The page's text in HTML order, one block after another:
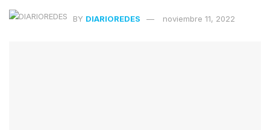
BY DIARIOREDES noviembre 11, 2022